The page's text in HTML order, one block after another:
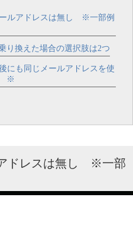
ルアドレスは無し ※一部例
り換えた場合の選択肢は2つ
にも同じメールアドレスを使
※
ドレスは無し ※一部